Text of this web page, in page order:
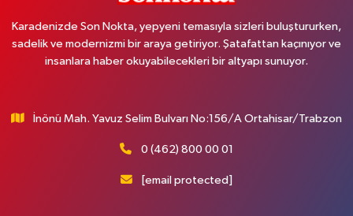
Karadenizde Son Nokta, yepyeni temasıyla sizleri buluştururken,
sadelik ve modernizmi bir araya getiriyor. Şatafattan kaçınıyor ve
insanlara haber okuyabilecekleri bir altyapı sunuyor.
İnönü Mah. Yavuz Selim Bulvarı No:156/A Ortahisar/Trabzon
0 (462) 800 00 01
[email protected]